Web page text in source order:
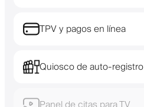
TPV y pagos en línea
Quiosco de auto-registro